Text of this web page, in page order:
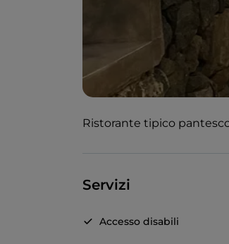
Ristorante tipico
Servizi
Accesso disabili